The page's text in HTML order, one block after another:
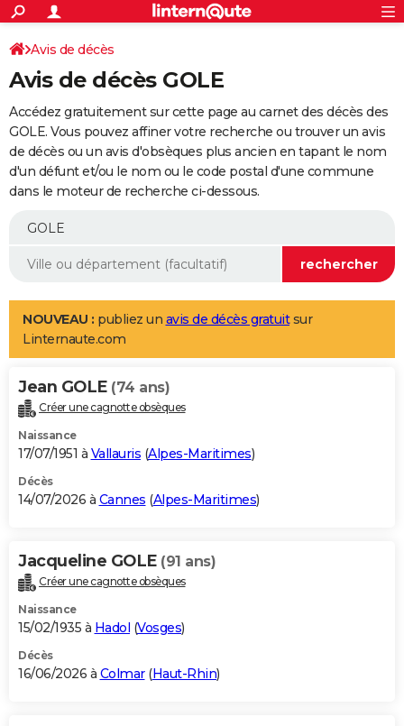
ACTUALITÉS
Politique
Société
Faits Divers
Education
Monde
Villes
+
SPORT
Coupe du monde 2026
Football
Tennis
Cyclisme
Rugby
Forum
Programme TV
TNT
Streaming
Cinéma
Sorties cinéma
Musique
+
FINANCE
Retraite
Impôts
Epargne
Immobilier
Risques naturels par ville
Banque
Assurance
Crédit
AUTO
Essais
Réserver un essai
Citadines
Berlines
SUV
Forum auto
+
Mobiles
Meilleur smartphone
Internet
Ordinateurs
Jeux vidéo
Guide high-tech
Aménagement intérieur
LIFESTYLE
Art de vivre
Bien-être
Loisirs
Mode
Modes de vie
Alimentation
Guide de la santé
Maladies
Médicaments
Sommeil
VOYAGE
Destinations
City break
Voyage nature
Voyage de noces
Forum
Climat
+PHOTO
GUIDES D'ACHAT
BONS PLANS
Carte de Noël
Carte Bonne année
Carte Saint-Valentin
Carte Pâques
Carte d'anniversaire
DICTIONNAIRE
Dictionnaire
Biographies
Citations
Expressions
Proverbes
PROGRAMME TV
S'inscrire
Se connecter
Lycées
Collèges
Primaires
Universités
Entreprises
Service militaire
Avis de recherche
AVIS DE DÉCÈS
Avis de décès
Avis de décès GOLE
Accédez gratuitement sur cette page au carnet des décès des
GOLE. Vous pouvez affiner votre recherche ou trouver un avis
de décès ou un avis d'obsèques plus ancien en tapant le nom
d'un défunt et/ou le nom ou le code postal d'une commune
dans le moteur de recherche ci-dessous.
NOUVEAU : publiez un avis de décès gratuitsur
Linternaute.com
Jean GOLE (74 ans)
Créer une cagnotte obsèques
Naissance
17/07/1951 à Vallauris (Alpes-Maritimes)
Décès
14/07/2026 à Cannes (Alpes-Maritimes)
Jacqueline GOLE (91 ans)
Créer une cagnotte obsèques
Naissance
15/02/1935 à Hadol (Vosges)
Décès
16/06/2026 à Colmar(Haut-Rhin)